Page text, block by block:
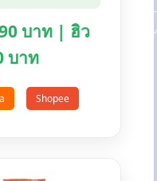
บาท | ฮิว
บาท
Shopee